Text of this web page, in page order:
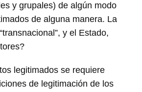
y grupales) de algún modo
de alguna manera. La
y el Estado,
legitimados se requiere
de legitimación de los